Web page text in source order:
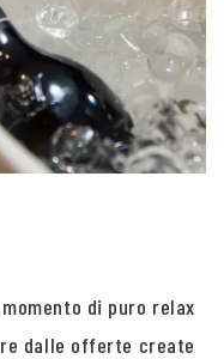
di puro relax
dalle offerte create